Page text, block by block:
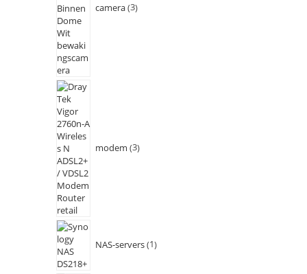
camera 3
modem 3
NAS-servers 1